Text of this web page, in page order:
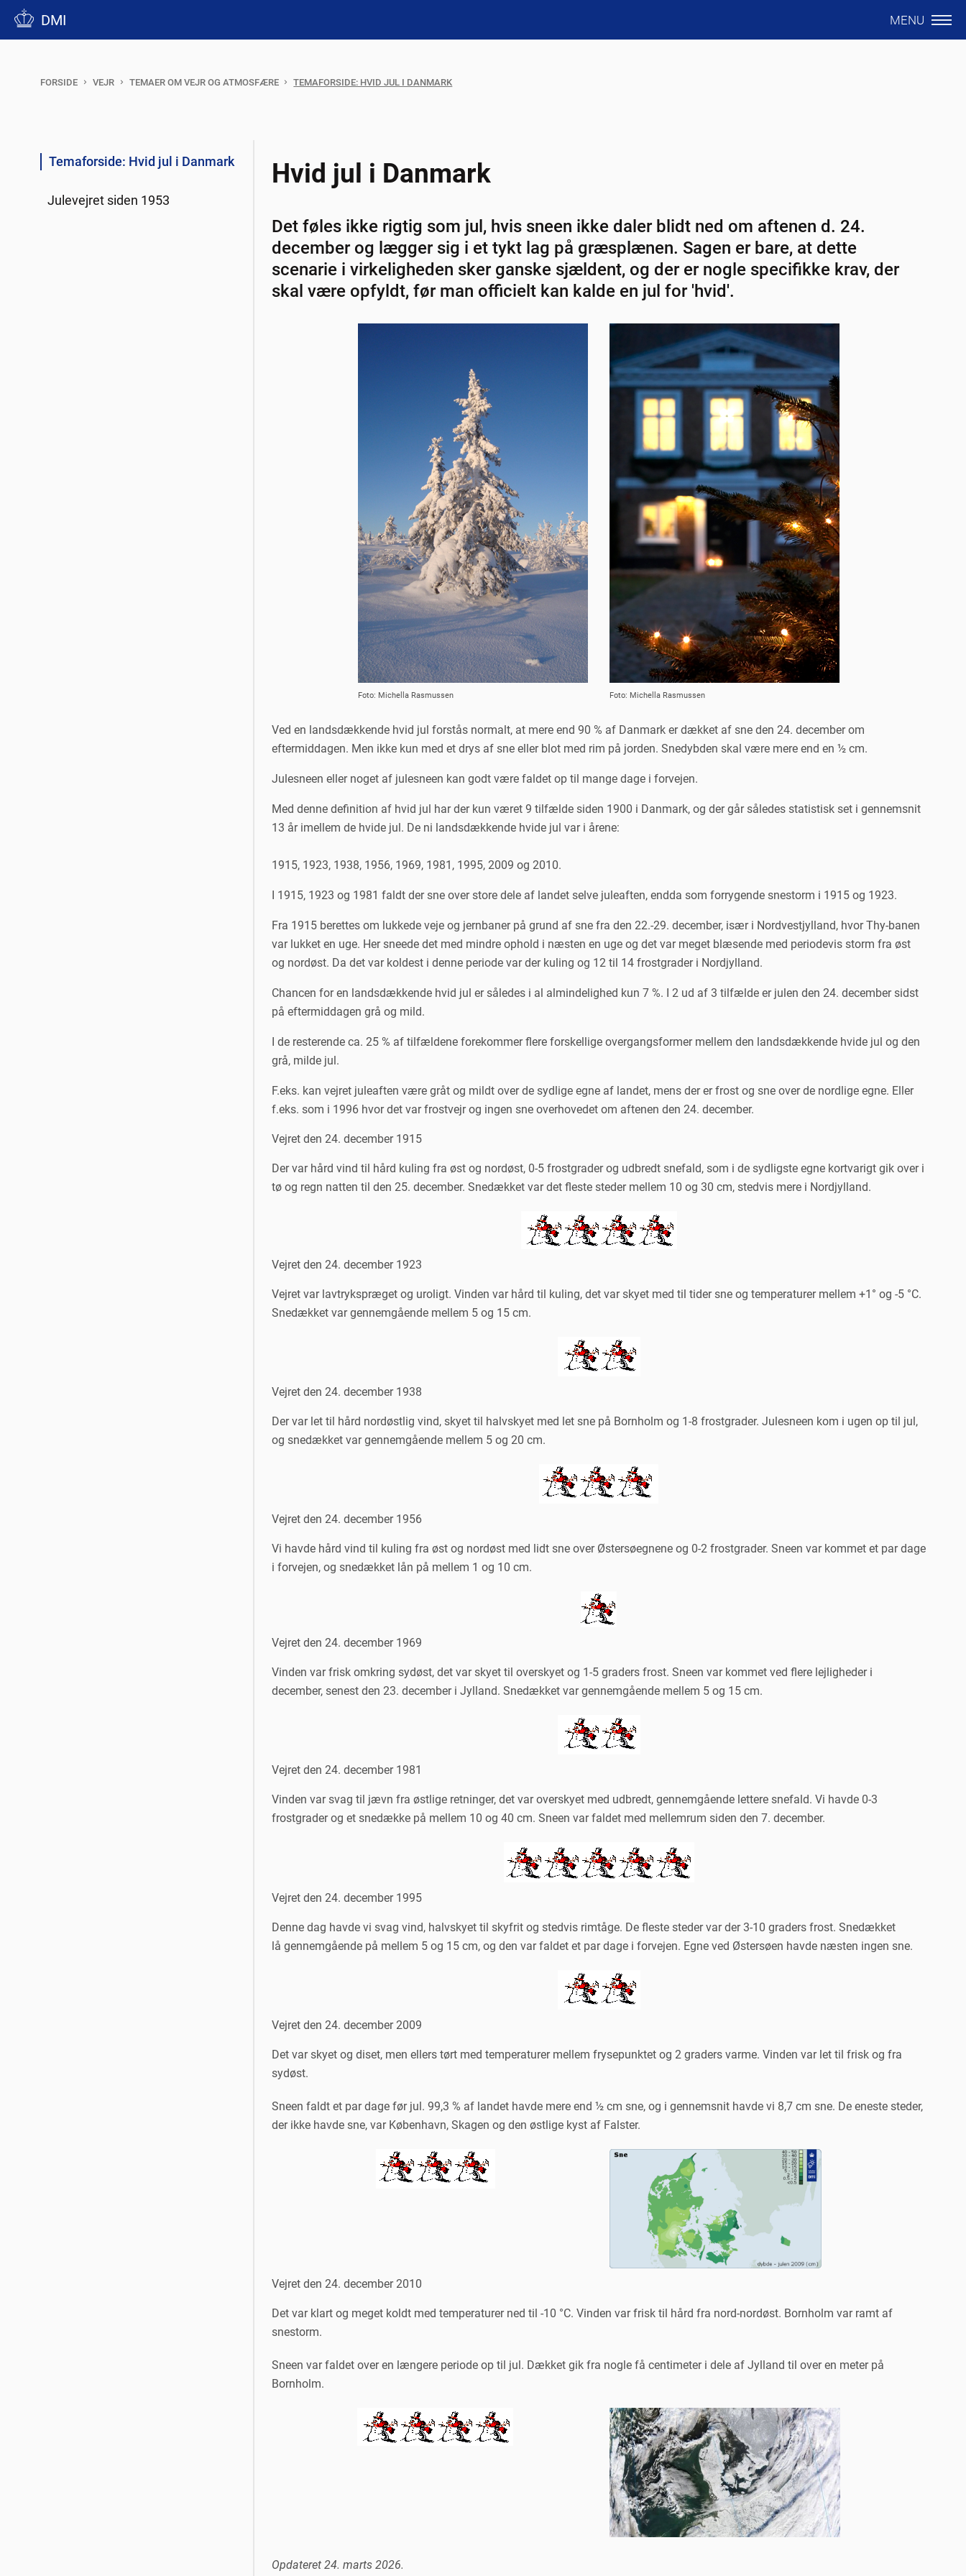
DMI MENU
FORSIDE VEJR TEMAER OM VEJR OG ATMOSFÆRE TEMAFORSIDE: HVID JUL I DANMARK
Temaforside: Hvid jul i Danmark
Julevejret siden 1953
Hvid jul i Danmark
Det føles ikke rigtig som jul, hvis sneen ikke daler blidt ned om aftenen d. 24.
december og lægger sig i et tykt lag på græsplænen. Sagen er bare, at dette
scenarie i virkeligheden sker ganske sjældent, og der er nogle specifikke krav, der
skal være opfyldt, før man officielt kan kalde en jul for 'hvid'.
Foto: Michella Rasmussen Foto: Michella Rasmussen
Ved en landsdækkende hvid jul forstås normalt, at mere end 90 % af Danmark er dækket af sne den 24. december om
eftermiddagen. Men ikke kun med et drys af sne eller blot med rim på jorden. Snedybden skal være mere end en ½ cm.
Julesneen eller noget af julesneen kan godt være faldet op til mange dage i forvejen.
Med denne definition af hvid jul har der kun været 9 tilfælde siden 1900 i Danmark, og der går således statistisk set i gennemsnit
13 år imellem de hvide jul. De ni landsdækkende hvide jul var i årene:
1915, 1923, 1938, 1956, 1969, 1981, 1995, 2009 og 2010.
I 1915, 1923 og 1981 faldt der sne over store dele af landet selve juleaften, endda som forrygende snestorm i 1915 og 1923.
Fra 1915 berettes om lukkede veje og jernbaner på grund af sne fra den 22.-29. december, især i Nordvestjylland, hvor Thy-banen
var lukket en uge. Her sneede det med mindre ophold i næsten en uge og det var meget blæsende med periodevis storm fra øst
og nordøst. Da det var koldest i denne periode var der kuling og 12 til 14 frostgrader i Nordjylland.
Chancen for en landsdækkende hvid jul er således i al almindelighed kun 7 %. I 2 ud af 3 tilfælde er julen den 24. december sidst
på eftermiddagen grå og mild.
I de resterende ca. 25 % af tilfældene forekommer flere forskellige overgangsformer mellem den landsdækkende hvide jul og den
grå, milde jul.
F.eks. kan vejret juleaften være gråt og mildt over de sydlige egne af landet, mens der er frost og sne over de nordlige egne. Eller
f.eks. som i 1996 hvor det var frostvejr og ingen sne overhovedet om aftenen den 24. december.
Vejret den 24. december 1915
Der var hård vind til hård kuling fra øst og nordøst, 0-5 frostgrader og udbredt snefald, som i de sydligste egne kortvarigt gik over i
tø og regn natten til den 25. december. Snedækket var det fleste steder mellem 10 og 30 cm, stedvis mere i Nordjylland.
Vejret den 24. december 1923
Vejret var lavtrykspræget og uroligt. Vinden var hård til kuling, det var skyet med til tider sne og temperaturer mellem +1° og -5 °C.
Snedækket var gennemgående mellem 5 og 15 cm.
Vejret den 24. december 1938
Der var let til hård nordøstlig vind, skyet til halvskyet med let sne på Bornholm og 1-8 frostgrader. Julesneen kom i ugen op til jul,
og snedækket var gennemgående mellem 5 og 20 cm.
Vejret den 24. december 1956
Vi havde hård vind til kuling fra øst og nordøst med lidt sne over Østersøegnene og 0-2 frostgrader. Sneen var kommet et par dage
i forvejen, og snedækket lån på mellem 1 og 10 cm.
Vejret den 24. december 1969
Vinden var frisk omkring sydøst, det var skyet til overskyet og 1-5 graders frost. Sneen var kommet ved flere lejligheder i
december, senest den 23. december i Jylland. Snedækket var gennemgående mellem 5 og 15 cm.
Vejret den 24. december 1981
Vinden var svag til jævn fra østlige retninger, det var overskyet med udbredt, gennemgående lettere snefald. Vi havde 0-3
frostgrader og et snedække på mellem 10 og 40 cm. Sneen var faldet med mellemrum siden den 7. december.
Vejret den 24. december 1995
Denne dag havde vi svag vind, halvskyet til skyfrit og stedvis rimtåge. De fleste steder var der 3-10 graders frost. Snedækket
lå gennemgående på mellem 5 og 15 cm, og den var faldet et par dage i forvejen. Egne ved Østersøen havde næsten ingen sne.
Vejret den 24. december 2009
Det var skyet og diset, men ellers tørt med temperaturer mellem frysepunktet og 2 graders varme. Vinden var let til frisk og fra
sydøst.
Sneen faldt et par dage før jul. 99,3 % af landet havde mere end ½ cm sne, og i gennemsnit havde vi 8,7 cm sne. De eneste steder,
der ikke havde sne, var København, Skagen og den østlige kyst af Falster.
Vejret den 24. december 2010
Det var klart og meget koldt med temperaturer ned til -10 °C. Vinden var frisk til hård fra nord-nordøst. Bornholm var ramt af
snestorm.
Sneen var faldet over en længere periode op til jul. Dækket gik fra nogle få centimeter i dele af Jylland til over en meter på
Bornholm.
Opdateret 24. marts 2026.